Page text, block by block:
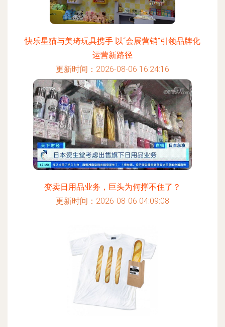
快乐星猫与美琦玩具携手 以“会展营销”引领品牌化
运营新路径
更新时间：2026-08-06 16:24:16
变卖日用品业务，巨头为何撑不住了？
更新时间：2026-08-06 04:09:08